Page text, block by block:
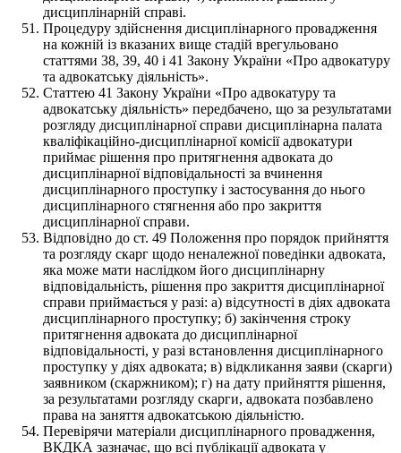
дисциплінарній справі.
Процедуру здійснення дисциплінарного провадження
на кожній із вказаних вище стадій врегульовано
статтями 38, 39, 40 і 41 Закону України «Про адвокатуру
та адвокатську діяльність».
Статтею 41 Закону України «Про адвокатуру та
адвокатську діяльність» передбачено, що за результатами
розгляду дисциплінарної справи дисциплінарна палата
кваліфікаційно-дисциплінарної комісії адвокатури
приймає рішення про притягнення адвоката до
дисциплінарної відповідальності за вчинення
дисциплінарного проступку і застосування до нього
дисциплінарного стягнення або про закриття
дисциплінарної справи.
Відповідно до ст. 49 Положення про порядок прийняття
та розгляду скарг щодо неналежної поведінки адвоката,
яка може мати наслідком його дисциплінарну
відповідальність, рішення про закриття дисциплінарної
справи приймається у разі: а) відсутності в діях адвоката
дисциплінарного проступку; б) закінчення строку
притягнення адвоката до дисциплінарної
відповідальності, у разі встановлення дисциплінарного
проступку у діях адвоката; в) відкликання заяви (скарги)
заявником (скаржником); г) на дату прийняття рішення,
за результатами розгляду скарги, адвоката позбавлено
права на заняття адвокатською діяльністю.
Перевірячи матеріали дисциплінарного провадження,
ВКДКА зазначає, що всі публікації адвоката у